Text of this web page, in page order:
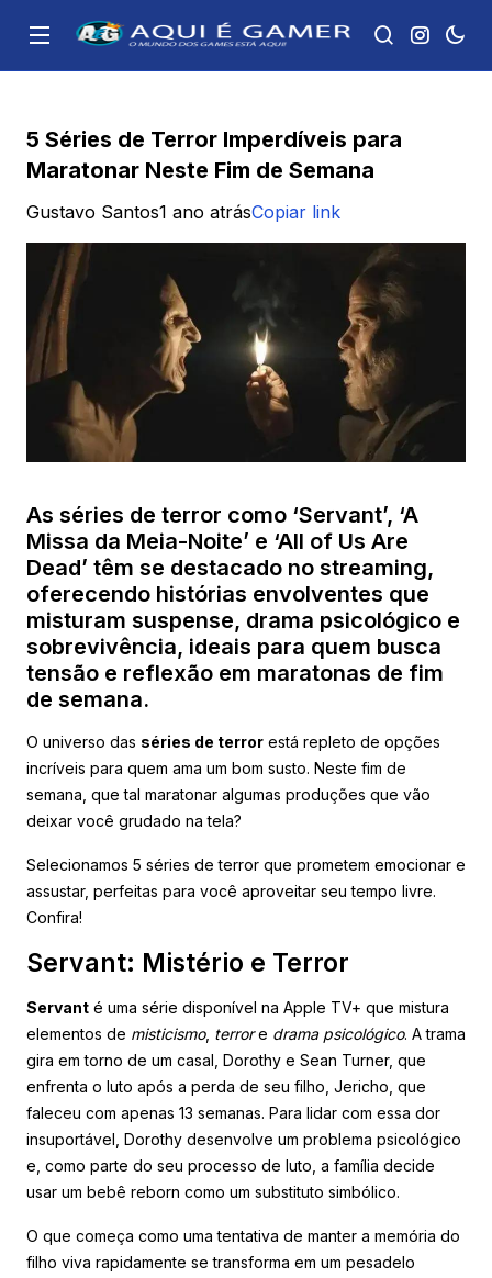
5 Séries de Terror Imperdíveis para
Maratonar Neste Fim de Semana
Gustavo Santos1 ano atrásCopiar link
As séries de terror como ‘Servant’, ‘A
Missa da Meia-Noite’ e ‘All of Us Are
Dead’ têm se destacado no streaming,
oferecendo histórias envolventes que
misturam suspense, drama psicológico e
sobrevivência, ideais para quem busca
tensão e reflexão em maratonas de fim
de semana.
O universo das séries de terror está repleto de opções
incríveis para quem ama um bom susto. Neste fim de
semana, que tal maratonar algumas produções que vão
deixar você grudado na tela?
Selecionamos 5 séries de terror que prometem emocionar e
assustar, perfeitas para você aproveitar seu tempo livre.
Confira!
Servant: Mistério e Terror
Servant é uma série disponível na Apple TV+ que mistura
elementos de misticismo, terrore drama psicológico. A trama
gira em torno de um casal, Dorothy e Sean Turner, que
enfrenta o luto após a perda de seu filho, Jericho, que
faleceu com apenas 13 semanas. Para lidar com essa dor
insuportável, Dorothy desenvolve um problema psicológico
e, como parte do seu processo de luto, a família decide
usar um bebê reborn como um substituto simbólico.
O que começa como uma tentativa de manter a memória do
filho viva rapidamente se transforma em um pesadelo